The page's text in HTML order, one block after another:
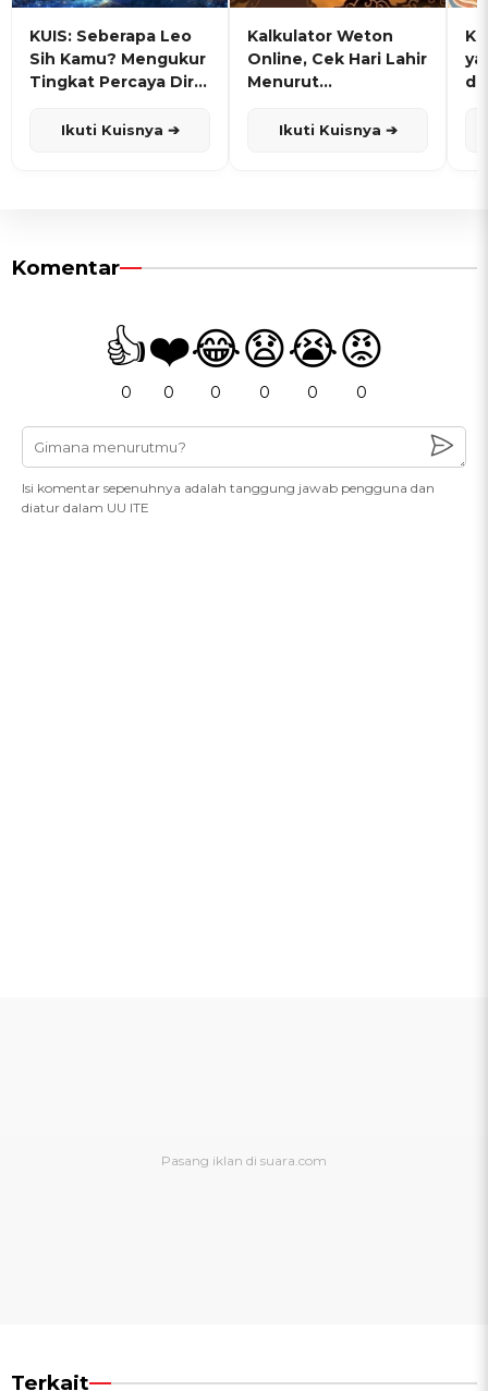
KUIS: Seberapa Leo
Sih Kamu? Mengukur
Tingkat Percaya Diri
Ikuti Kuisnya ➔
Kalkulator Weton
Online, Cek Hari Lahir
Menurut
Ikuti Kuisnya ➔
Komentar
👍
0
❤️
0
😂
0
😧
0
😭
0
😡
0
Isi komentar sepenuhnya adalah tanggung jawab pengguna dan
diatur dalam UU ITE
Terkait